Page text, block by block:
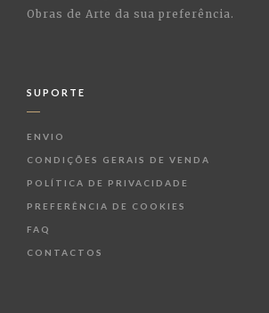
Obras de Arte da sua preferência.
SUPORTE
ENVIO
CONDIÇÕES GERAIS DE VENDA
POLÍTICA DE PRIVACIDADE
PREFERÊNCIA DE COOKIES
FAQ
CONTACTOS